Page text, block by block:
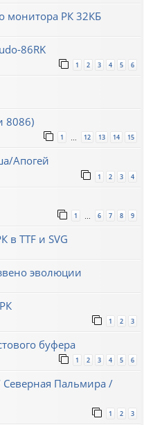
монитора РК 32КБ
86RK
1 2 3 4 5 6
8086)
1 … 12 13 14 15
Апогей
1 2 3 4
1 6 7 8 9
TTF и SVG
эволюции
1 2 3
буфера
1 2 3 4 5 6
Пальмира /
1 2 3